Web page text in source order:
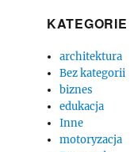
KATEGORIE
architektura
Bez kategorii
biznes
edukacja
Inne
motoryzacja